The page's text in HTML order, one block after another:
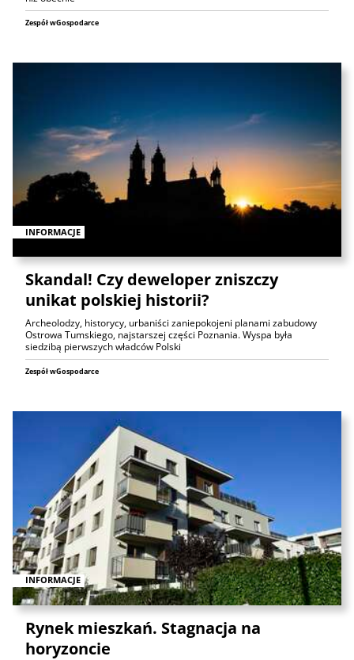
Zespół wGospodarce
INFORMACJE
Skandal! Czy deweloper zniszczy
unikat polskiej historii?
Archeolodzy, historycy, urbaniści zaniepokojeni planami zabudowy
Ostrowa Tumskiego, najstarszej części Poznania. Wyspa była
siedzibą pierwszych władców Polski
Zespół wGospodarce
INFORMACJE
Rynek mieszkań. Stagnacja na
horyzoncie